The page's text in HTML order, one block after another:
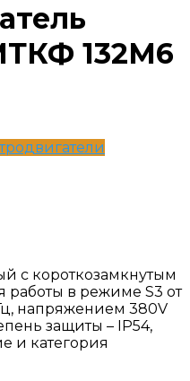
132М6
с короткозамкнутым
работы в режиме S3 от
напряжением 380V
защиты – IP54,
и категория